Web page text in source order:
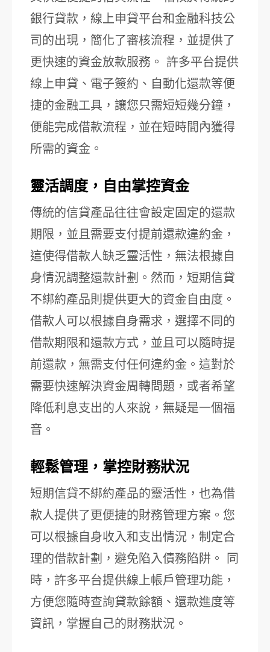
銀行貸款，線上申貸平台和金融科技公
司的出現，簡化了審核流程，並提供了
更快速的資金放款服務。 許多平台提供
線上申貸、電子簽約、自動化還款等便
捷的金融工具，讓您只需短短幾分鐘，
便能完成借款流程，並在短時間內獲得
所需的資金。
靈活調度，自由掌控資金
傳統的信貸產品往往會設定固定的還款
期限，並且需要支付提前還款違約金，
這使得借款人缺乏靈活性，無法根據自
身情況調整還款計劃。然而，短期信貸
不綁約產品則提供更大的資金自由度。
借款人可以根據自身需求，選擇不同的
借款期限和還款方式，並且可以隨時提
前還款，無需支付任何違約金。這對於
需要快速解決資金周轉問題，或者希望
降低利息支出的人來說，無疑是一個福
音。
輕鬆管理，掌控財務狀況
短期信貸不綁約產品的靈活性，也為借
款人提供了更便捷的財務管理方案。您
可以根據自身收入和支出情況，制定合
理的借款計劃，避免陷入債務陷阱。 同
時，許多平台提供線上帳戶管理功能，
方便您隨時查詢貸款餘額、還款進度等
資訊，掌握自己的財務狀況。